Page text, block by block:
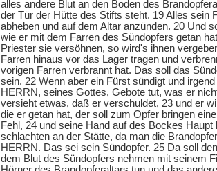
alles andere Blut an den Boden des
der Tür der Hütte des Stifts steht. 19 Alles sein
abheben und auf dem Altar anzünden. 20 Und
wie er mit dem Farren des Sündopfers getan
Priester sie versöhnen, so wird's ihnen
Farren hinaus vor das Lager tragen und
vorigen Farren verbrannt hat. Das soll das
sein. 22 Wenn aber ein Fürst sündigt und
HERRN, seines Gottes, Gebote tut, was er
versieht etwas, daß er verschuldet, 23 und er
die er getan hat, der soll zum Opfer bringen
Fehl, 24 und seine Hand auf des Bockes Haupt
schlachten an der Stätte, da man die
HERRN. Das sei sein Sündopfer. 25 Da soll
dem Blut des Sündopfers nehmen mit seinem